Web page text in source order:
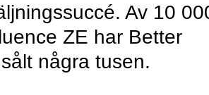
Av 10
ZE har Better
några tusen.